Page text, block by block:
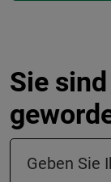
Sie
Suchfeld in